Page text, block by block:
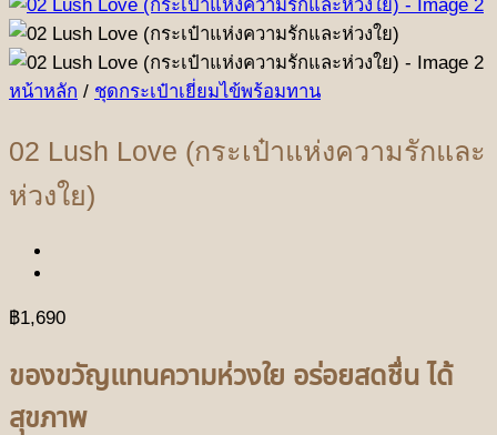
หน้าหลัก / ชุดกระเป๋าเยี่ยมไข้พร้อมทาน
02 Lush Love (กระเป๋าแห่งความรักและ
ห่วงใย)
฿1,690
ของขวัญแทนความห่วงใย อร่อยสดชื่น ได้
สุขภาพ